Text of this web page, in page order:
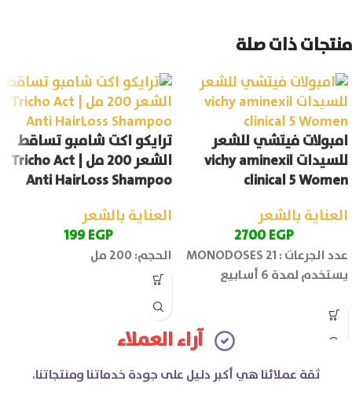
منتجات ذات صلة
امبولات فيتشي للشعر
للسيدات vichy aminexil
clinical 5 Women
العناية بالشعر
2700EGP
عدد الجرعات : 21 MONODOSES
يستخدم لمدة 6 أسابيع
ترايكو اكت شامبو تساقط
الشعر 200 مل | Tricho Act
Anti HairLoss Shampoo
العناية بالشعر
199EGP
الحجم: 200 مل
آراء العملاء
ثقة عملائنا هي أكبر دليل على جودة خدماتنا ومنتجاتنا.